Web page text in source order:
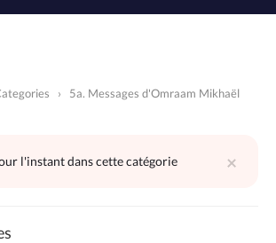
›
5a. Messages d'Omraam Mikhaël
×
l'instant dans cette catégorie